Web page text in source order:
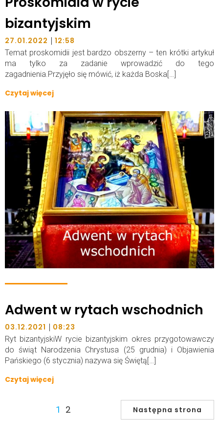
bizantyjskim
27.01.2022 | 12:58
Temat proskomidii jest bardzo obszerny – ten krótki artykuł
ma tylko za zadanie wprowadzić do tego
zagadnienia.Przyjęło się mówić, iż każda Boska[…]
Czytaj więcej
Adwent w rytach wschodnich
03.12.2021 | 08:23
Ryt bizantyjskiW rycie bizantyjskim okres przygotowawczy
do świąt Narodzenia Chrystusa (25 grudnia) i Objawienia
Pańskiego (6 stycznia) nazywa się Świętą[…]
Czytaj więcej
1 2 Następna strona